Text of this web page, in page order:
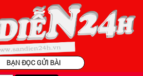
BẠN ĐỌC GỬI BÀI